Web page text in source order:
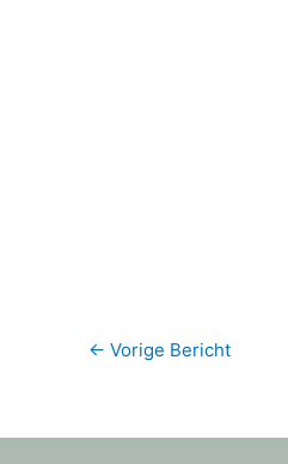
← Vorige Bericht